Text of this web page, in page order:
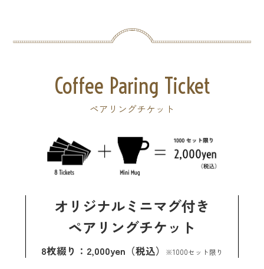
Coffee Paring Ticket
ペアリングチケット
オリジナルミニマグ付き
ペアリングチケット
8枚綴り：2,000yen（税込） ※1000セット限り